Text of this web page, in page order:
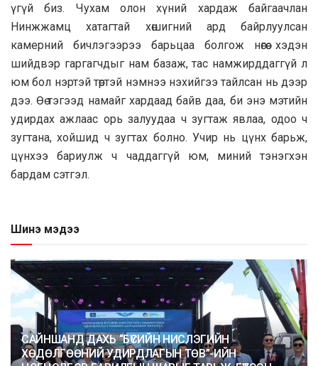
үгүй биз. Чухам олон хүний хардаж байгаачлан
Нинжжамц хатагтай хөшигний ард байрлуулсан
камерний бичлэгээрээ барьцаа болгож нөгөө хэдэн
шийдвэр гаргагчдыг нам базаж, тас намжирддаггүй л
юм бол нэртэй төртэй нэмнээ нэхийгээ тайлсан нь дээр
дээ. Өө тэгээд намайг хардаад байв даа, би энэ мэтийн
удирдах ажлаас орь залуудаа ч зугтаж явлаа, одоо ч
зугтана, хойшид ч зугтах болно. Учир нь цүнх барьж,
цүнхээ бариулж ч чаддаггүй юм, миний тэнэгхэн
бардам сэтгэл.
Шинэ мэдээ
САЙНШАНД ДАХЬ “БҮСИЙН НИСЛЭГИЙН
ХӨДӨЛГӨӨНИЙ УДИРДЛАГЫН ТӨВ”-ИЙН